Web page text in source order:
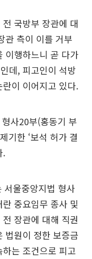
국방부 장관에 대
관 측이 이를 거부
이행하느니 곧 다가
데, 피고인이 석방
이 이어지고 있다.
사20부(홍동기 부
기한 ‘보석 허가 결
.
서울중앙지법 형사
중요임무 종사 및
장관에 대해 직권
법원이 정한 보증금
는 조건으로 피고